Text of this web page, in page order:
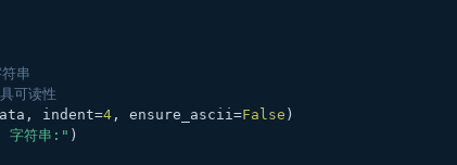
串
可读性
indent=4 , ensure_ascii=False )
字符串:" )